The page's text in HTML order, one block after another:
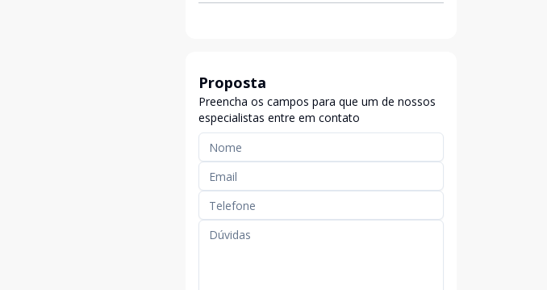
Proposta
Preencha os campos para que um de nossos
especialistas entre em contato